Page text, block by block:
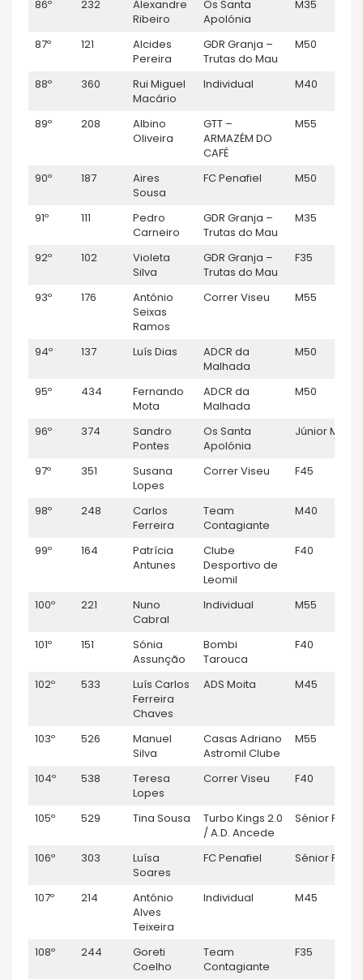
86º 232
Alexandre
Ribeiro
Os Santa
Apolónia
M35
87º 121
Alcides
Pereira
GDR Granja –
Trutas do Mau
M50
88º 360
Rui Miguel
Macário
Individual M40
89º 208
Albino
Oliveira
GTT –
ARMAZÉM DO
CAFÉ
M55
90º 187
Aires
Sousa
FC Penafiel M50
91º 111
Pedro
Carneiro
GDR Granja –
Trutas do Mau
M35
92º 102
Violeta
Silva
GDR Granja –
Trutas do Mau
F35
93º 176
António
Seixas
Ramos
Correr Viseu M55
94º 137 Luís Dias
ADCR da
Malhada
M50
95º 434
Fernando
Mota
ADCR da
Malhada
M50
96º 374
Sandro
Pontes
Os Santa
Apolónia
Júnior M
97º 351
Susana
Lopes
Correr Viseu F45
98º 248
Carlos
Ferreira
Team
Contagiante
M40
99º 164
Patrícia
Antunes
Clube
Desportivo de
Leomil
F40
100º 221
Nuno
Cabral
Individual M55
101º 151
Sónia
Assunção
Bombi
Tarouca
F40
102º 533
Luís Carlos
Ferreira
Chaves
ADS Moita M45
103º 526
Manuel
Silva
Casas Adriano
Astromil Clube
M55
104º 538
Teresa
Lopes
Correr Viseu F40
105º 529 Tina Sousa
Turbo Kings 2.0
/ A.D. Ancede
Sénior F
106º 303
Luísa
Soares
FC Penafiel Sénior F
107º 214
António
Alves
Teixeira
Individual M45
108º 244
Goreti
Coelho
Team
Contagiante
F35